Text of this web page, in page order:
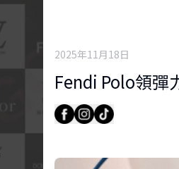
2025年11月18日
Fendi Polo領彈